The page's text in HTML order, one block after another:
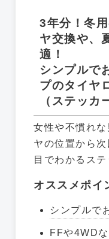
3年分！冬
ヤ交換や、
適！
シンプルで
プのタイヤ
（ステッカ
女性や不慣れ
ヤの位置から
目でわかるステ
オススメポイ
シンプルで
FFや4WD